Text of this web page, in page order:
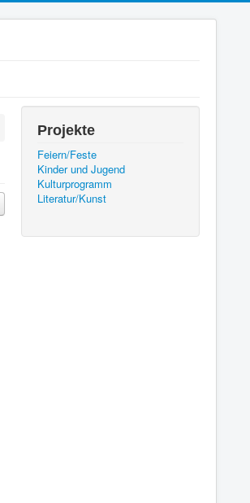
Projekte
Feiern/Feste
Kinder und Jugend
Kulturprogramm
Literatur/Kunst